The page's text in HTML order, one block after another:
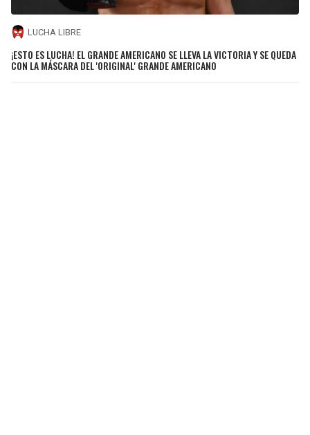
LUCHA LIBRE
¡ESTO ES LUCHA! EL GRANDE AMERICANO SE LLEVA LA VICTORIA Y SE QUEDA
CON LA MÁSCARA DEL 'ORIGINAL' GRANDE AMERICANO